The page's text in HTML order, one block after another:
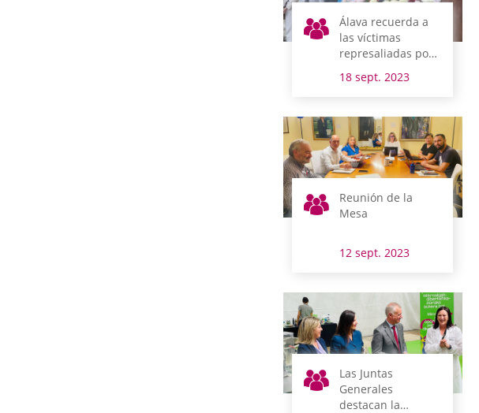
Álava recuerda a
las víctimas
represaliadas por
18 sept. 2023
Reunión de la
Mesa
12 sept. 2023
Las Juntas
Generales
destacan la